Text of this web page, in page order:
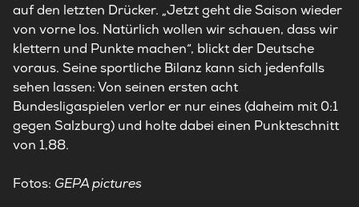
auf den letzten Drücker. „Jetzt geht die Saison wieder
von vorne los. Natürlich wollen wir schauen, dass wir
klettern und Punkte machen“, blickt der Deutsche
voraus. Seine sportliche Bilanz kann sich jedenfalls
sehen lassen: Von seinen ersten acht
Bundesligaspielen verlor er nur eines (daheim mit 0:1
gegen Salzburg) und holte dabei einen Punkteschnitt
von 1,88.
Fotos: GEPA pictures